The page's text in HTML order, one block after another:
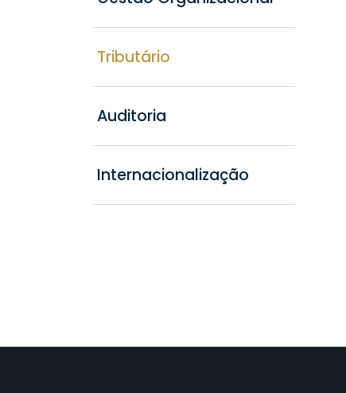
Tributário
Auditoria
Internacionalização